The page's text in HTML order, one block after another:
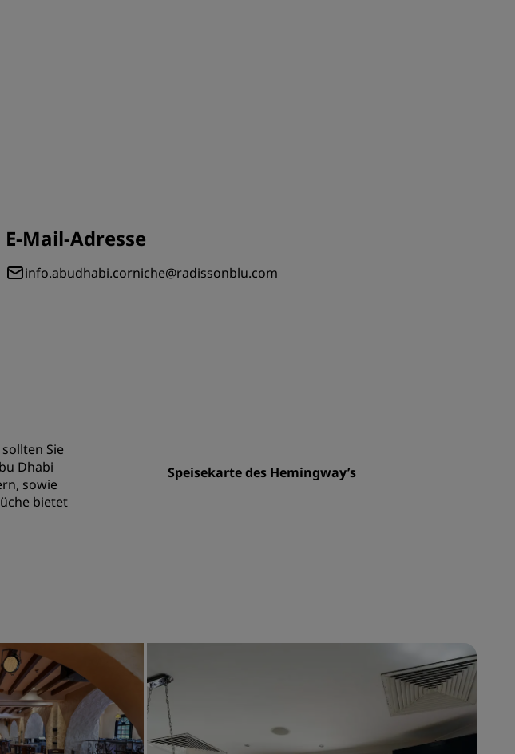
E-Mail-Adresse
info.abudhabi.corniche@radissonblu.com
Sie
Dhabi
sowie
bietet
Speisekarte des Hemingway’s